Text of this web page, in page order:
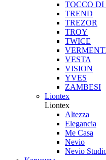
TOCCO DI
TREND
TREZOR
TROY
TWICE
VESTA
VISION
YVES
ZAMBESI
Liontex
Liontex
Altezza
Elegancia
Me Casa
Nevio
Nevio